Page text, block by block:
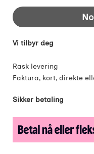
Footer-
Vi tilbyr deg
Rask levering
Faktura, kort, direkte
Sikker betaling